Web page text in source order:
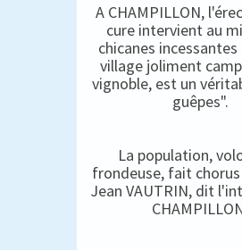
A CHAMPILLON,
cure intervient au
chicanes
village joliment
vignoble, est un
guêpes".
La population,
frondeuse, fait
Jean VAUTRIN, dit